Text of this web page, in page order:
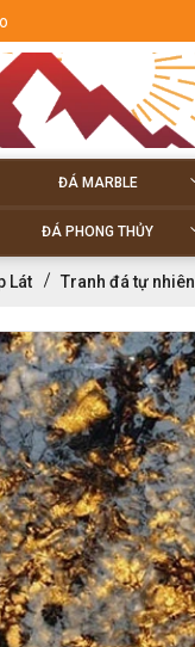
ĐÁ MARBLE
ĐÁ PHONG THỦY
Lát Tranh đá tự nhiên